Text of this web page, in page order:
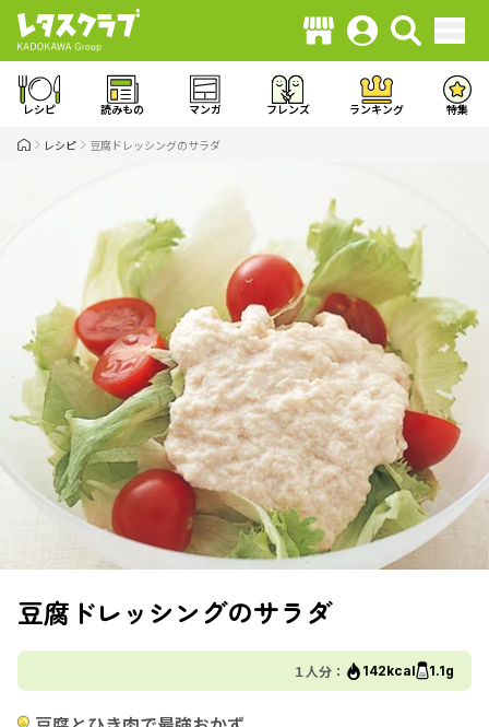
レシピ 読みもの マンガ フレンズ ランキング 特集
レシピ 豆腐ドレッシングのサラダ
豆腐ドレッシングのサラダ
１人分： 142kcal 1.1g